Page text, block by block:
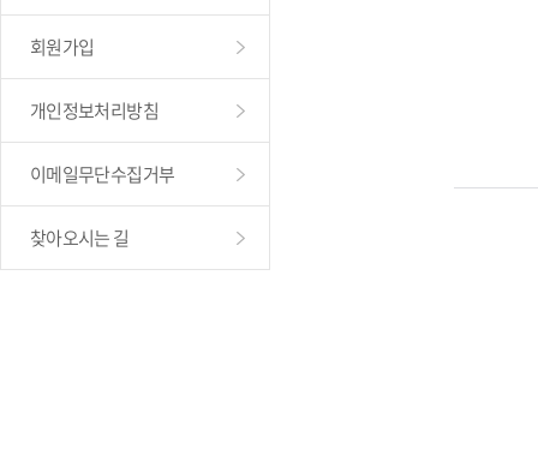
회원가입
개인정보처리방침
이메일무단수집거부
찾아오시는 길